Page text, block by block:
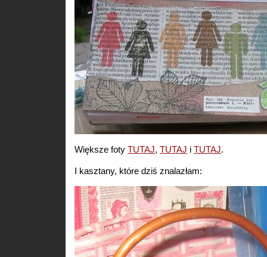
Większe foty TUTAJ, TUTAJ i TUTAJ.
I kasztany, które dziś znalazłam: